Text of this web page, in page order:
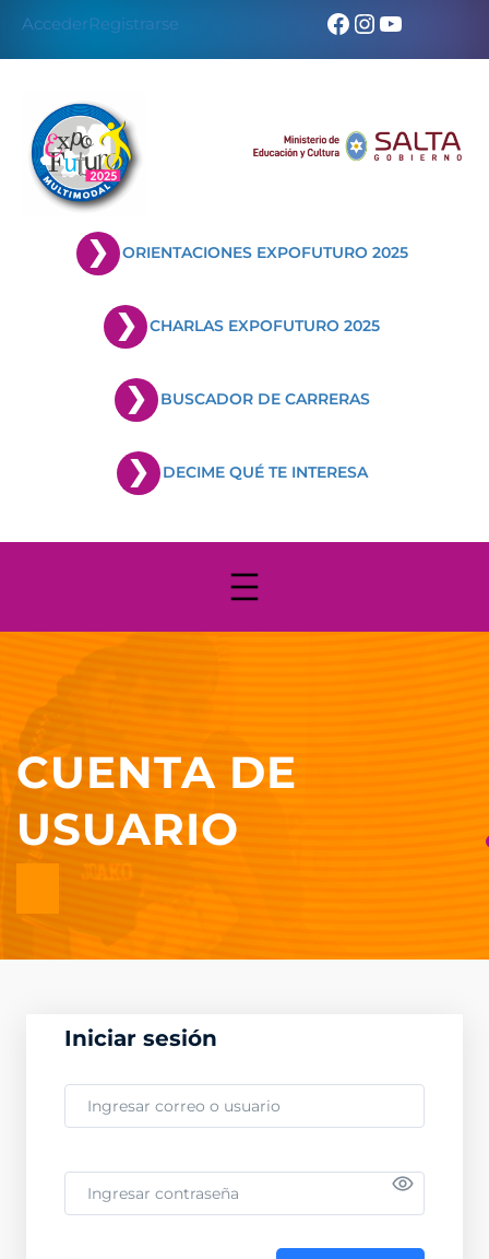
content
AccederRegistrarse Facebook
Instagram
YouTube
ORIENTACIONES EXPOFUTURO 2025
CHARLAS EXPOFUTURO 2025
BUSCADOR DE CARRERAS
DECIME QUÉ TE INTERESA
CUENTA DE
USUARIO
Iniciar sesión